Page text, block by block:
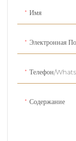
Имя
Электронная
Телефон/
Содержание